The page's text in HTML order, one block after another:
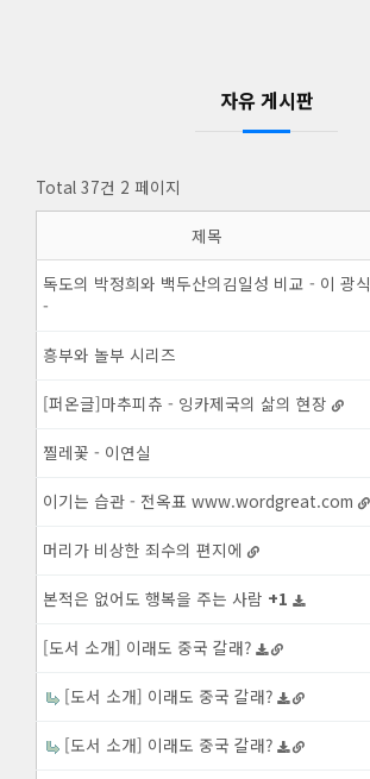
자유 게시판
Total 37건 2 페이지
제목
독도의 박정희와 백두산의김일성 비교 - 이 광식
-
흥부와 놀부 시리즈
[퍼온글]마추피츄 - 잉카제국의 삶의 현장
찔레꽃 - 이연실
이기는 습관 - 전옥표 www.wordgreat.com
머리가 비상한 죄수의 편지에
본적은 없어도 행복을 주는 사람 +1
[도서 소개] 이래도 중국 갈래?
[도서 소개] 이래도 중국 갈래?
[도서 소개] 이래도 중국 갈래?